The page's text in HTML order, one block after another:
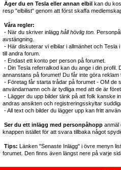
Äger du en Tesla eller annan elbil kan du
resp "elbilist" genom att först skaffa
Våra regler:
- När du skriver inlägg håll hövlig ton.
avstängning.
- Här diskuterar vi elbilar i allmänhet och
till andra forum.
- Endast ett konto per person på forumet.
- Din Tesla referralkod kan du ange i din profil.
annanstans på forumet! Du får inte göra reklam
- Företag får starta trådar på forumet - OM de
användarnamn och är tydliga med att de är
- Lägger du upp bilder tänk på att folk kanske
andras ansikten och registreringsskyltar
- All text och bilder du lägger upp kan fritt
Ser du ett inlägg med personpåhopp anmäl
knappen istället för att svara tillbaka något
Tips: Länken "Senaste Inlägg" i övre menyn
forumet. Den finns även längst nere på varje